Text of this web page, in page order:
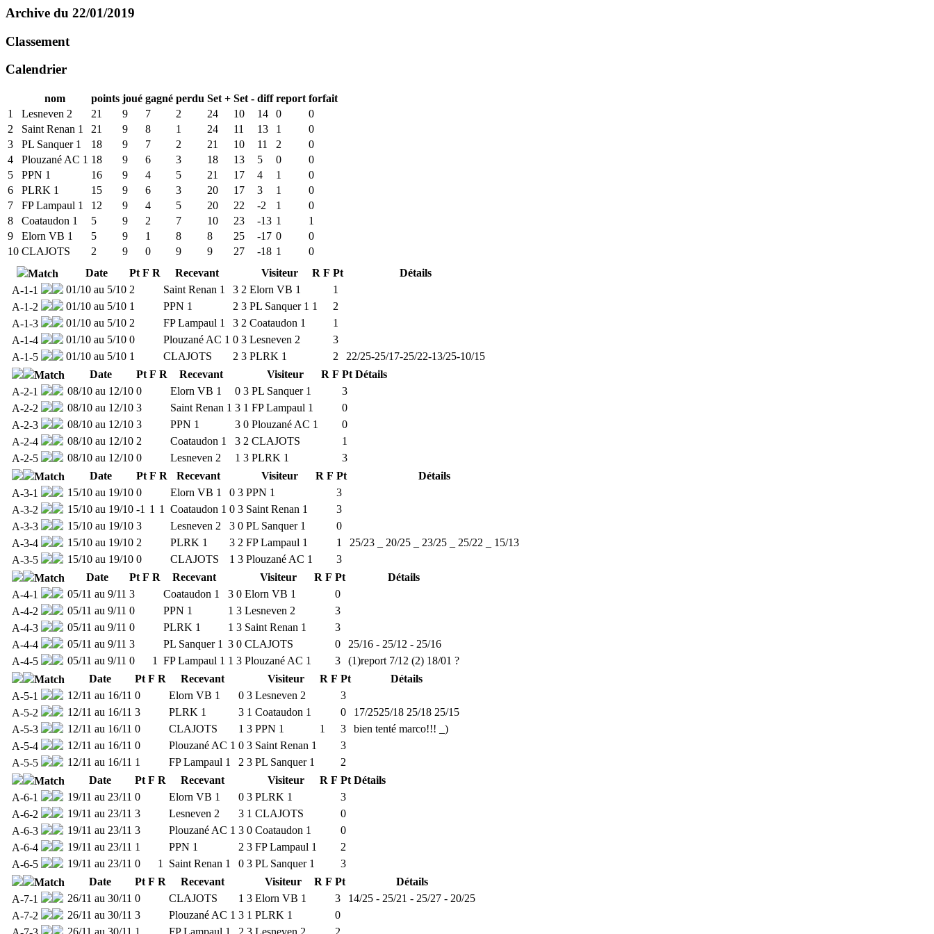
Archive du 22/01/2019
Classement
Calendrier
nom points joué gagné perdu Set + Set - diff report forfait
1
Lesneven 2 21 9 7 2 24 10 14 0
0
2
Saint Renan 1 21 9 8 1 24 11 13 1
0
3
PL Sanquer 1 18 9 7 2 21 10 11 2
0
4
Plouzané AC 1 18 9 6 3 18 13 5 0
0
5
PPN 1 16 9 4 5 21 17 4 1
0
6
PLRK 1 15 9 6 3 20 17 3 1
0
7
FP Lampaul 1 12 9 4 5 20 22 -2 1
0
8
Coataudon 1 5 9 2 7 10 23 -13 1
1
9
Elorn VB 1 5 9 1 8 8 25 -17 0
0
10 CLAJOTS 2 9 0 9 9 27 -18 1
0
Match
Date Pt F R Recevant Visiteur R F Pt
Détails
A-1-1
01/10 au 5/10 2 Saint Renan 1 3 2 Elorn VB 1
1
A-1-2
01/10 au 5/10 1 PPN 1 2 3 PL Sanquer 1 1
2
A-1-3
01/10 au 5/10 2 FP Lampaul 1 3 2 Coataudon 1
1
A-1-4
01/10 au 5/10 0 Plouzané AC 1 0 3 Lesneven 2
3
A-1-5
01/10 au 5/10 1 CLAJOTS 2 3 PLRK 1 2
22/25-25/17-25/22-13/25-10/15
Match
Date Pt F R Recevant Visiteur R F Pt Détails
A-2-1
08/10 au 12/10 0 Elorn VB 1 0 3 PL Sanquer 1
3
A-2-2
08/10 au 12/10 3 Saint Renan 1 3 1 FP Lampaul 1
0
A-2-3
08/10 au 12/10 3 PPN 1 3 0 Plouzané AC 1
0
A-2-4
08/10 au 12/10 2 Coataudon 1 3 2 CLAJOTS
1
A-2-5
08/10 au 12/10 0 Lesneven 2 1 3 PLRK 1
3
Match
Date Pt F R Recevant Visiteur R F Pt
Détails
A-3-1
15/10 au 19/10 0 Elorn VB 1 0 3 PPN 1
3
A-3-2
15/10 au 19/10 -1 1 1 Coataudon 1 0 3 Saint Renan 1
3
A-3-3
15/10 au 19/10 3 Lesneven 2 3 0 PL Sanquer 1
0
A-3-4
15/10 au 19/10 2 PLRK 1 3 2 FP Lampaul 1 1
25/23 _ 20/25 _ 23/25 _ 25/22 _ 15/13
A-3-5
15/10 au 19/10 0 CLAJOTS 1 3 Plouzané AC 1
3
Match
Date Pt F R Recevant Visiteur R F Pt
Détails
A-4-1
05/11 au 9/11 3 Coataudon 1 3 0 Elorn VB 1
0
A-4-2
05/11 au 9/11 0 PPN 1 1 3 Lesneven 2
3
A-4-3
05/11 au 9/11 0 PLRK 1 1 3 Saint Renan 1
3
A-4-4
05/11 au 9/11 3 PL Sanquer 1 3 0 CLAJOTS 0
25/16 - 25/12 - 25/16
A-4-5
05/11 au 9/11 0 1 FP Lampaul 1 1 3 Plouzané AC 1 3
(1)report 7/12 (2) 18/01 ?
Match
Date Pt F R Recevant Visiteur R F Pt
Détails
A-5-1
12/11 au 16/11 0 Elorn VB 1 0 3 Lesneven 2
3
A-5-2
12/11 au 16/11 3 PLRK 1 3 1 Coataudon 1 0
17/2525/18 25/18 25/15
A-5-3
12/11 au 16/11 0 CLAJOTS 1 3 PPN 1 1 3
bien tenté marco!!! _)
A-5-4
12/11 au 16/11 0 Plouzané AC 1 0 3 Saint Renan 1
3
A-5-5
12/11 au 16/11 1 FP Lampaul 1 2 3 PL Sanquer 1
2
Match
Date Pt F R Recevant Visiteur R F Pt Détails
A-6-1
19/11 au 23/11 0 Elorn VB 1 0 3 PLRK 1
3
A-6-2
19/11 au 23/11 3 Lesneven 2 3 1 CLAJOTS
0
A-6-3
19/11 au 23/11 3 Plouzané AC 1 3 0 Coataudon 1
0
A-6-4
19/11 au 23/11 1 PPN 1 2 3 FP Lampaul 1
2
A-6-5
19/11 au 23/11 0 1 Saint Renan 1 0 3 PL Sanquer 1
3
Match
Date Pt F R Recevant Visiteur R F Pt
Détails
A-7-1
26/11 au 30/11 0 CLAJOTS 1 3 Elorn VB 1 3
14/25 - 25/21 - 25/27 - 20/25
A-7-2
26/11 au 30/11 3 Plouzané AC 1 3 1 PLRK 1
0